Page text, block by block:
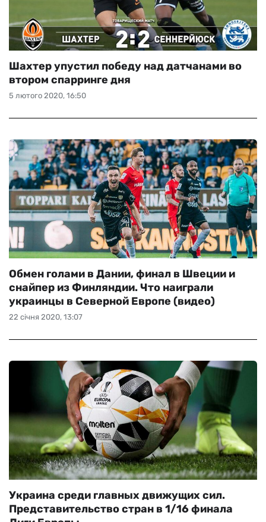
5 лютого 2020, 16:50
Шахтер упустил победу над датчанами во
втором спарринге дня
22 січня 2020, 13:07
Обмен голами в Дании, финал в Швеции и
снайпер из Финляндии. Что наиграли
украинцы в Северной Европе (видео)
Украина среди главных движущих сил.
Представительство стран в 1/16 финала